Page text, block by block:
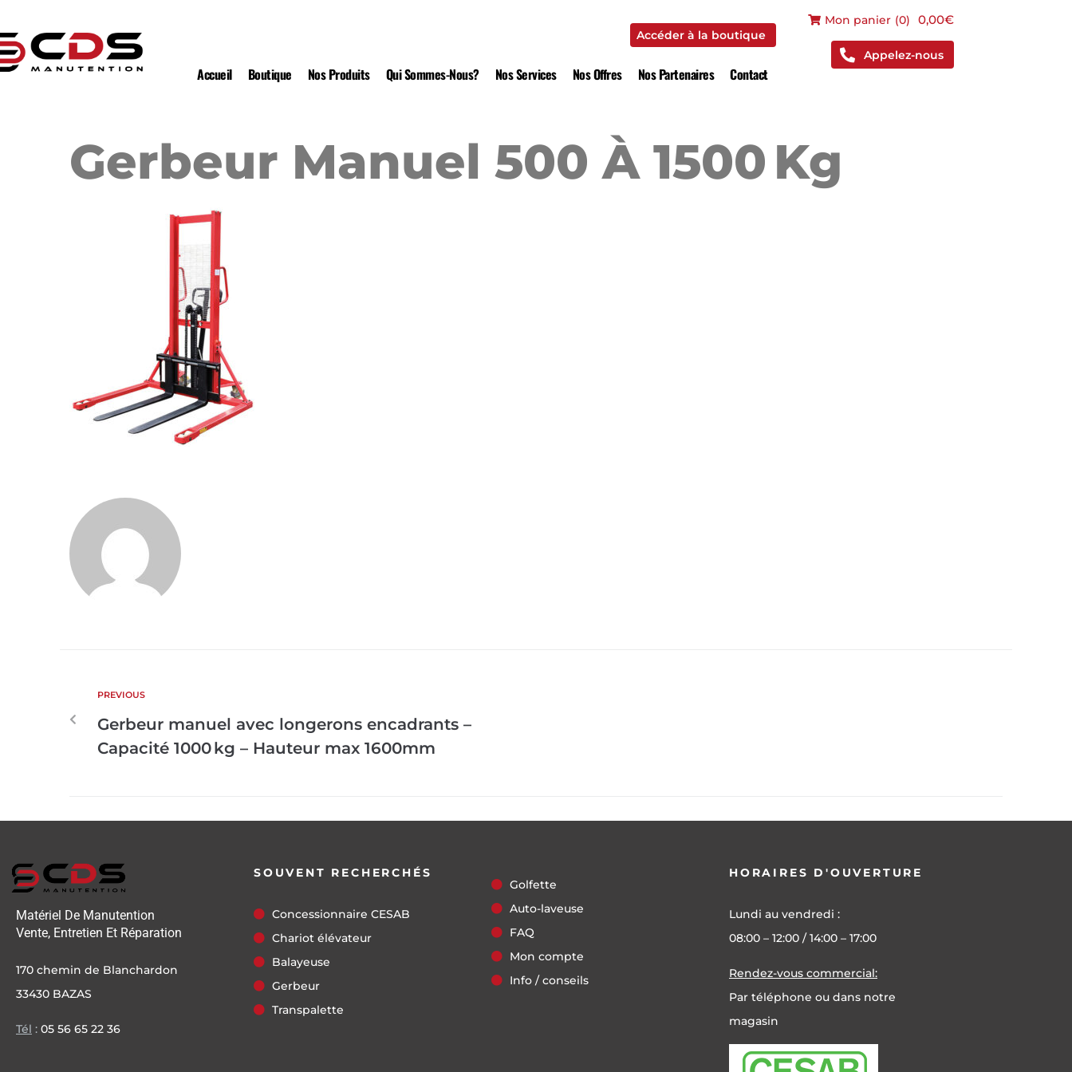
Accéder à la boutique
Accueil Boutique Nos Produits Qui Sommes-Nous? Nos Services Nos Offres Nos Partenaires Contact
Mon panier (0) 0,00€
Appelez-nous
Gerbeur Manuel 500 À 1500 Kg
PREVIOUS
Gerbeur manuel avec longerons encadrants –
Capacité 1000 kg – Hauteur max 1600mm
Matériel De Manutention
Vente, Entretien Et Réparation
170 chemin de Blanchardon
33430 BAZAS
Tél : 05 56 65 22 36
SOUVENT RECHERCHÉS
Concessionnaire CESAB
Chariot élévateur
Balayeuse
Gerbeur
Transpalette
Golfette
Auto-laveuse
FAQ
Mon compte
Info / conseils
HORAIRES D'OUVERTURE
Lundi au vendredi :
08:00 – 12:00 / 14:00 – 17:00
Rendez-vous commercial:
Par téléphone ou dans notre
magasin